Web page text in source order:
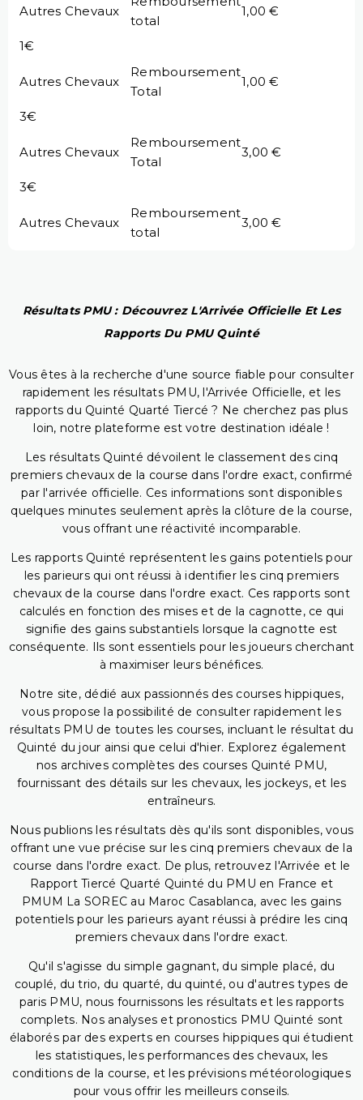
Autres Chevaux
total
1,00 €
1€
Autres Chevaux
Remboursement
Total
1,00 €
3€
Autres Chevaux
Remboursement
Total
3,00 €
3€
Autres Chevaux
Remboursement
total
3,00 €
Résultats PMU : Découvrez L'Arrivée Officielle Et Les
Rapports Du PMU Quinté
Vous êtes à la recherche d'une source fiable pour consulter
rapidement les résultats PMU, l'Arrivée Officielle, et les
rapports du Quinté Quarté Tiercé ? Ne cherchez pas plus
loin, notre plateforme est votre destination idéale !
Les résultats Quinté dévoilent le classement des cinq
premiers chevaux de la course dans l'ordre exact, confirmé
par l'arrivée officielle. Ces informations sont disponibles
quelques minutes seulement après la clôture de la course,
vous offrant une réactivité incomparable.
Les rapports Quinté représentent les gains potentiels pour
les parieurs qui ont réussi à identifier les cinq premiers
chevaux de la course dans l'ordre exact. Ces rapports sont
calculés en fonction des mises et de la cagnotte, ce qui
signifie des gains substantiels lorsque la cagnotte est
conséquente. Ils sont essentiels pour les joueurs cherchant
à maximiser leurs bénéfices.
Notre site, dédié aux passionnés des courses hippiques,
vous propose la possibilité de consulter rapidement les
résultats PMU de toutes les courses, incluant le résultat du
Quinté du jour ainsi que celui d'hier. Explorez également
nos archives complètes des courses Quinté PMU,
fournissant des détails sur les chevaux, les jockeys, et les
entraîneurs.
Nous publions les résultats dès qu'ils sont disponibles, vous
offrant une vue précise sur les cinq premiers chevaux de la
course dans l'ordre exact. De plus, retrouvez l'Arrivée et le
Rapport Tiercé Quarté Quinté du PMU en France et
PMUM La SOREC au Maroc Casablanca, avec les gains
potentiels pour les parieurs ayant réussi à prédire les cinq
premiers chevaux dans l'ordre exact.
Qu'il s'agisse du simple gagnant, du simple placé, du
couplé, du trio, du quarté, du quinté, ou d'autres types de
paris PMU, nous fournissons les résultats et les rapports
complets. Nos analyses et pronostics PMU Quinté sont
élaborés par des experts en courses hippiques qui étudient
les statistiques, les performances des chevaux, les
conditions de la course, et les prévisions météorologiques
pour vous offrir les meilleurs conseils.